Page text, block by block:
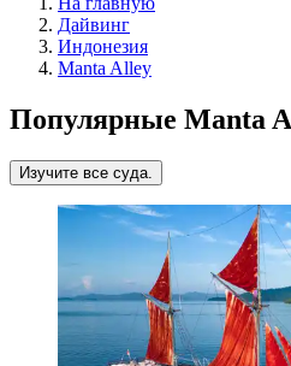
Дайвинг
Индонезия
Manta Alley
Популярные Manta
Изучите все суда.